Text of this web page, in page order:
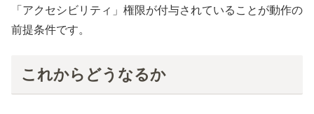
「アクセシビリティ」権限が付与されていることが動作の
前提条件です。
これからどうなるか